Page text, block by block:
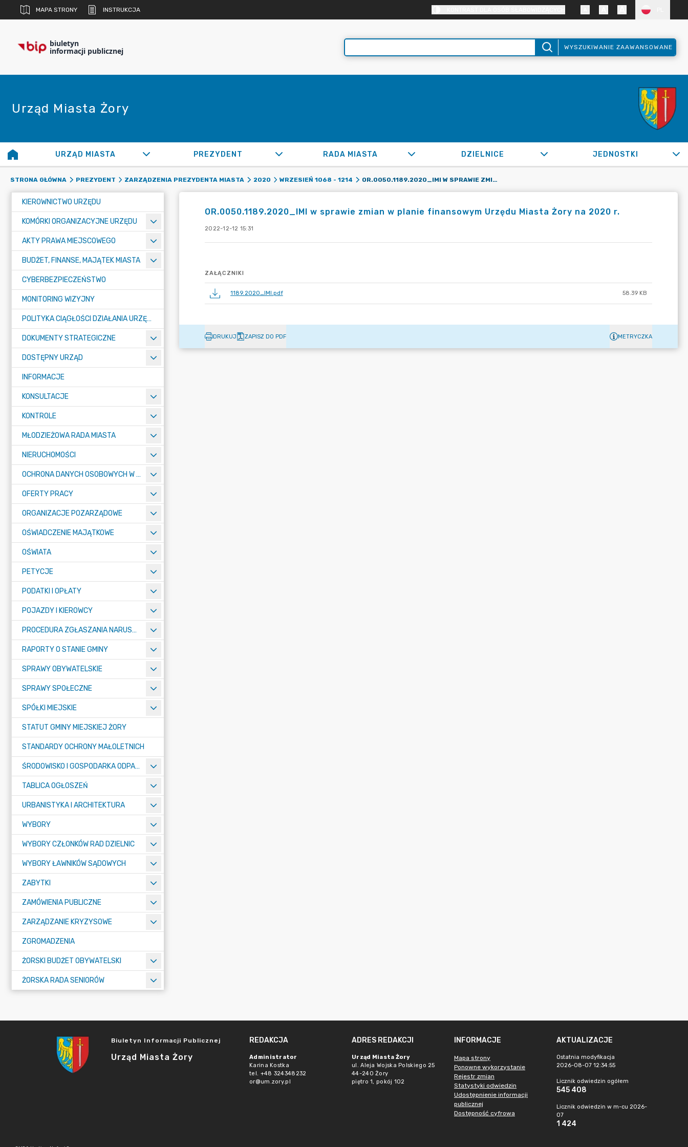
MAPA STRONY INSTRUKCJA
biuletyn
informacji publicznej WYSZUKIWANIE ZAAWANSOWANE
Urząd Miasta Żory
URZĄD MIASTA PREZYDENT RADA MIASTA DZIELNICE JEDNOSTKI
STRONA GŁÓWNA PREZYDENT ZARZĄDZENIA PREZYDENTA MIASTA 2020 WRZESIEŃ 1068 - 1214 OR.0050.1189.2020_IMI W SPRAWIE ZMIAN W PLANIE FINANSOWYM URZĘDU MIASTA ŻORY NA 2020 R.
KIEROWNICTWO URZĘDU
KOMÓRKI ORGANIZACYJNE URZĘDU
AKTY PRAWA MIEJSCOWEGO
BUDŻET, FINANSE, MAJĄTEK MIASTA
CYBERBEZPIECZEŃSTWO
MONITORING WIZYJNY
POLITYKA CIĄGŁOŚCI DZIAŁANIA URZĘDU MIASTA ŻORY
DOKUMENTY STRATEGICZNE
DOSTĘPNY URZĄD
INFORMACJE
KONSULTACJE
KONTROLE
MŁODZIEŻOWA RADA MIASTA
NIERUCHOMOŚCI
OCHRONA DANYCH OSOBOWYCH W URZĘDZIE MIASTA ŻORY - RODO
OFERTY PRACY
ORGANIZACJE POZARZĄDOWE
OŚWIADCZENIE MAJĄTKOWE
OŚWIATA
PETYCJE
PODATKI I OPŁATY
POJAZDY I KIEROWCY
PROCEDURA ZGŁASZANIA NARUSZEŃ PRAWA
RAPORTY O STANIE GMINY
SPRAWY OBYWATELSKIE
SPRAWY SPOŁECZNE
SPÓŁKI MIEJSKIE
STATUT GMINY MIEJSKIEJ ŻORY
STANDARDY OCHRONY MAŁOLETNICH
ŚRODOWISKO I GOSPODARKA ODPADAMI
TABLICA OGŁOSZEŃ
URBANISTYKA I ARCHITEKTURA
WYBORY
WYBORY CZŁONKÓW RAD DZIELNIC
WYBORY ŁAWNIKÓW SĄDOWYCH
ZABYTKI
ZAMÓWIENIA PUBLICZNE
ZARZĄDZANIE KRYZYSOWE
ZGROMADZENIA
ŻORSKI BUDŻET OBYWATELSKI
ŻORSKA RADA SENIORÓW
OR.0050.1189.2020_IMI w sprawie zmian w planie finansowym Urzędu Miasta Żory na 2020 r.
2022-12-12 15:31
ZAŁĄCZNIKI
1189.2020_IMI.pdf 58.39 KB
DRUKUJ ZAPISZ DO PDF METRYCZKA
Biuletyn Informacji Publicznej
Urząd Miasta Żory
REDAKCJA
Administrator
Karina Kostka
tel. +48 324348232
or@um.zory.pl
ADRES REDAKCJI
Urząd Miasta Żory
ul. Aleja Wojska Polskiego 25
44-240 Żory
piętro 1, pokój 102
INFORMACJE
Mapa strony
Ponowne wykorzystanie
Rejestr zmian
Statystyki odwiedzin
Udostępnienie informacji
publicznej
Dostępność cyfrowa
AKTUALIZACJE
Ostatnia modyfikacja
2026-08-07 12:34:55
Licznik odwiedzin ogółem
545 408
Licznik odwiedzin w m-cu 2026-
07
1 424